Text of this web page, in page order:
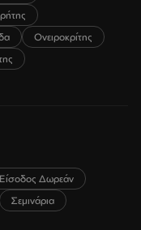
Ονειροκρίτης
Είσοδος Δωρεάν
Σεμινάρια